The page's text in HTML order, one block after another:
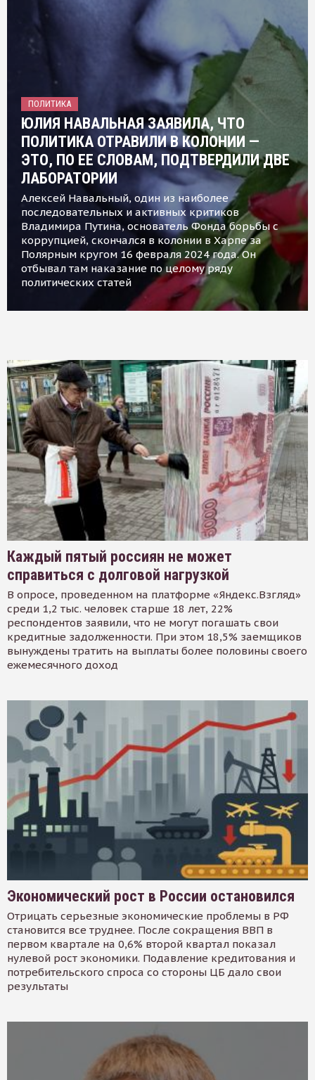
ПОЛИТИКА
ЮЛИЯ НАВАЛЬНАЯ ЗАЯВИЛА, ЧТО
ПОЛИТИКА ОТРАВИЛИ В КОЛОНИИ —
ЭТО, ПО ЕЕ СЛОВАМ, ПОДТВЕРДИЛИ ДВЕ
ЛАБОРАТОРИИ
Алексей Навальный, один из наиболее
последовательных и активных критиков
Владимира Путина, основатель Фонда борьбы с
коррупцией, скончался в колонии в Харпе за
Полярным кругом 16 февраля 2024 года. Он
отбывал там наказание по целому ряду
политических статей
Каждый пятый россиян не может
справиться с долговой нагрузкой
В опросе, проведенном на платформе «Яндекс.Взгляд»
среди 1,2 тыс. человек старше 18 лет, 22%
респондентов заявили, что не могут погашать свои
кредитные задолженности. При этом 18,5% заемщиков
вынуждены тратить на выплаты более половины своего
ежемесячного доход
Экономический рост в России остановился
Отрицать серьезные экономические проблемы в РФ
становится все труднее. После сокращения ВВП в
первом квартале на 0,6% второй квартал показал
нулевой рост экономики. Подавление кредитования и
потребительского спроса со стороны ЦБ дало свои
результаты